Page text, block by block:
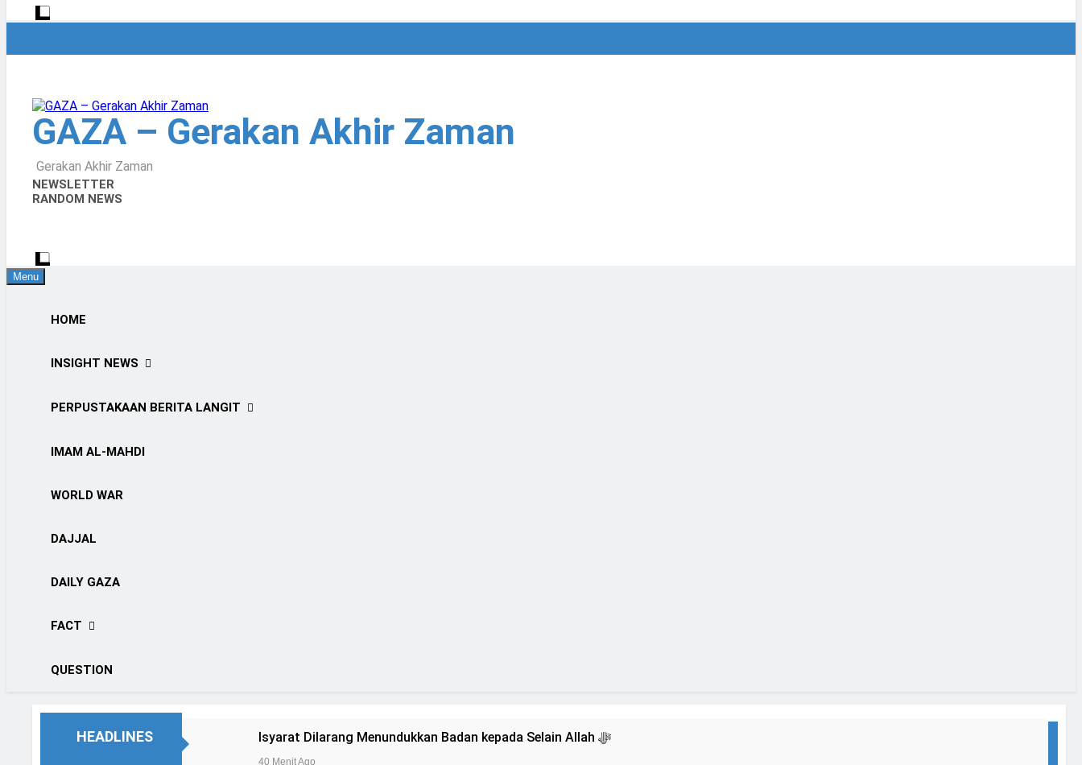
GAZA – Gerakan Akhir Zaman
Gerakan Akhir Zaman
NEWSLETTER
RANDOM NEWS
Menu
HOME
INSIGHT NEWS
PERPUSTAKAAN BERITA LANGIT
IMAM AL-MAHDI
WORLD WAR
DAJJAL
DAILY GAZA
FACT
QUESTION
HEADLINES Isyarat Dilarang Menundukkan Badan kepada Selain Allah ﷻ
40 Menit Ago